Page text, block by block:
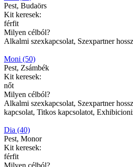
Pest, Budaörs
Kit keresek:
férfit
Milyen célból?
Alkalmi szexkapcsolat, Szexpartner
Moni (50)
Pest, Zsámbék
Kit keresek:
nőt
Milyen célból?
Alkalmi szexkapcsolat, Szexpartner
kapcsolat, Titkos kapcsolatot,
Dia (40)
Pest, Monor
Kit keresek:
férfit
Milyen célból?